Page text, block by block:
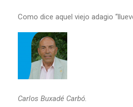
Como dice aquel viejo adagio
Carlos Buxadé Carbó.